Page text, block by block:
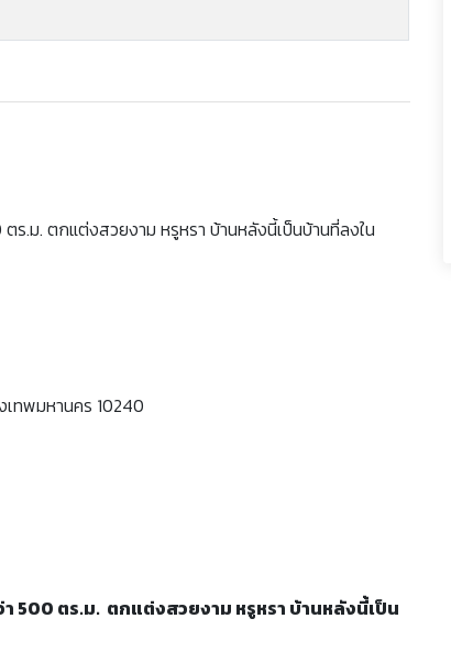
.ม. ตกแต่งสวยงาม หรูหรา บ้านหลังนี้เป็นบ้านที่ลงใน
ทพมหานคร 10240
500 ตร.ม. ตกแต่งสวยงาม หรูหรา บ้านหลังนี้เป็น